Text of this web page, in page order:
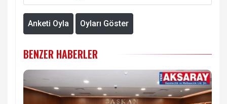
Anketi Oyla Oyları Göster
BENZER HABERLER